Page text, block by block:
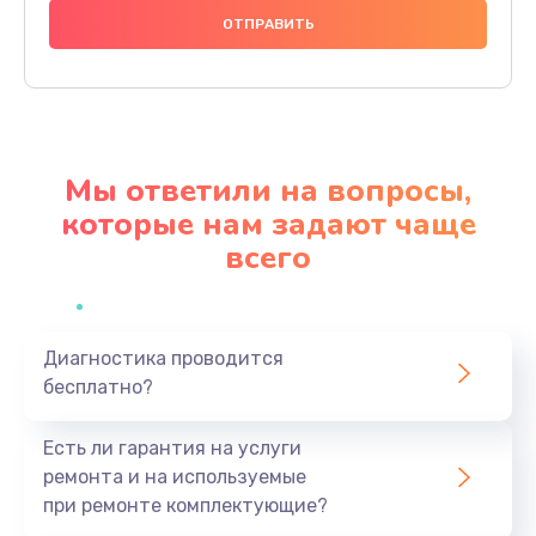
1000 руб.
Заказать
Профилактическая чистка
Заказать
Мы ответили на вопросы,
которые нам задают чаще
всего
Диагностика проводится
бесплатно?
Есть ли гарантия на услуги
ремонта и на используемые
при ремонте комплектующие?